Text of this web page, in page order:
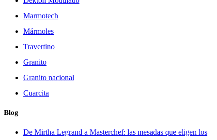
Marmotech
Mármoles
Travertino
Granito
Granito nacional
Cuarcita
Blog
De Mirtha Legrand a Masterchef: las mesadas que eligen los